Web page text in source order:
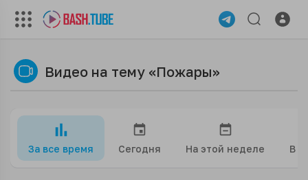
Видео на тему «Пожары»
За все время Сегодня На этой неделе В